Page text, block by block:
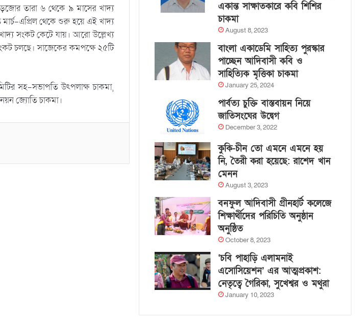
তারা ৬ থেকে ৯ মাসের খাদ্য
এপ্রিল থেকে শুরু হয়ে এই খাদ্য
সংকট কেটে যায়। আরো উল্লেখ্য
চলছে। সাজেকের কমপক্ষে ২৫টি
সহ-সভাপতি উৎপলাক্ষ চাকমা,
জ্যোতি চাকমা।
একান্ত সাক্ষাতকারে কবি শিশির
চাকমা
August 8, 2023
বাংলা একাডেমি সাহিত্য পুরস্কার
পাচ্ছেন আদিবাসী কবি ও
সাহিত্যিক মৃত্তিকা চাকমা
January 25, 2024
পার্বত্য চুক্তি বাস্তবায়ন নিয়ে
জাতিসংঘের উদ্বেগ
December 3, 2022
কুকি-চীন তো এমনে এমনে হয়
নি, তৈরী করা হয়েছে: রাশেদ খান
মেনন
August 3, 2023
বনফুল আদিবাসী গ্রীনহার্ট কলেজে
শিক্ষার্থীদের পরিচিতি অনুষ্ঠান
অনুষ্ঠিত
October 8, 2023
‘চবি পাহাড়ি এলামনাই
এসোসিয়েশন’ এর আত্মপ্রকাশ:
নেতৃত্বে গৈরিকা, সুখেশ্বর ও মথুরা
January 10, 2023